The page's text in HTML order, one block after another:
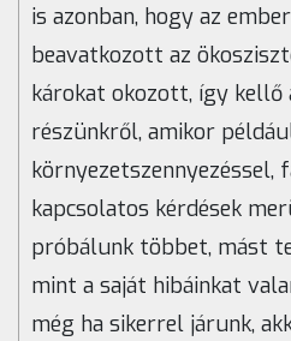
is azonban, hogy az
beavatkozott az
károkat okozott, így kellő
részünkről, amikor
környezetszennyezéssel,
kapcsolatos kérdések
próbálunk többet, mást
mint a saját hibáinkat
még ha sikerrel járunk,